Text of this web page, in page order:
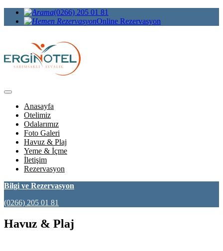
(0266) 205 01 81
Online Rezervasyon
Anasayfa
Otelimiz
Odalarımız
Foto Galeri
Havuz & Plaj
Yeme & İçme
İletişim
Rezervasyon
Bilgi ve Rezervasyon
(0266) 205 01 81
Havuz & Plaj